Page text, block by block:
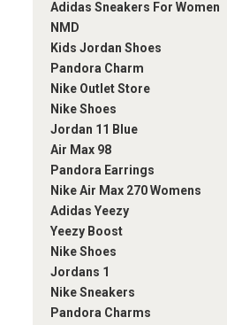
Adidas Sneakers For Women
NMD
Kids Jordan Shoes
Pandora Charm
Nike Outlet Store
Nike Shoes
Jordan 11 Blue
Air Max 98
Pandora Earrings
Nike Air Max 270 Womens
Adidas Yeezy
Yeezy Boost
Nike Shoes
Jordans 1
Nike Sneakers
Pandora Charms